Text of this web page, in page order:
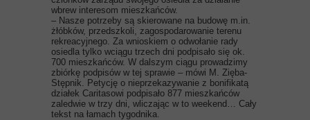
wbrew interesom mieszkańców.
– Nasze potrzeby są skierowane na budowę m.in.
żłóbków, przedszkoli, zagospodarowanie terenu
rekreacyjnego. Za wnioskiem o odwołanie rady
osiedla tylko wciągu trzech dni podpisało się ok.
700 mieszkańców. W dalszym ciągu prowadzimy
zbiórkę podpisów w tej sprawie – mówi M. Zięba-
Stępnik. Petycję o nieprzekazywanie z bonifikatą
działek Caritasowi podpisało 877 mieszkańców
zaledwie w trzy dni, wliczając w to weekend… Cały
tekst na łamach tygodnika.